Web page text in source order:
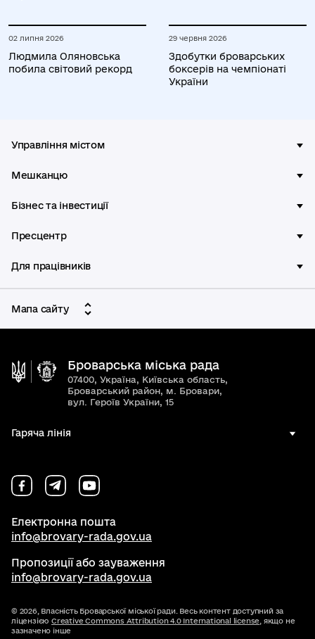
02 липня 2026
Людмила Оляновська
побила світовий рекорд
29 червня 2026
Здобутки броварських
боксерів на чемпіонаті
України
Управління містом
Мешканцю
Бізнес та інвестиції
Пресцентр
Для працівників
Мапа сайту
Броварська міська рада
07400, Україна, Київська область,
Броварський район, м. Бровари,
вул. Героїв України, 15
Гаряча лінія
Електронна пошта
info@brovary-rada.gov.ua
Пропозиції або зауваження
info@brovary-rada.gov.ua
© 2026, Власність Броварської міської ради. Весь контент доступний за
ліцензією Creative Commons Attribution 4.0 International license , якщо не
зазначено інше